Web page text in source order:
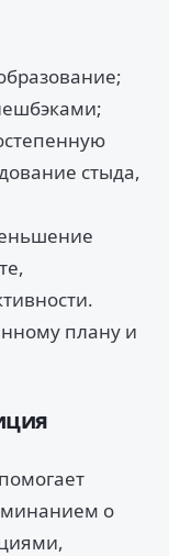
стыда,
плану и
о